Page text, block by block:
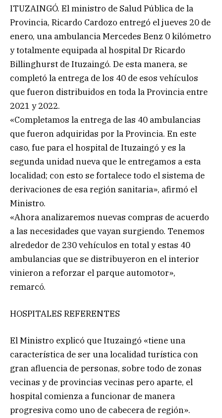
ITUZAINGÓ. El ministro de Salud Pública de la
Provincia, Ricardo Cardozo entregó el jueves 20 de
enero, una ambulancia Mercedes Benz 0 kilómetro
y totalmente equipada al hospital Dr Ricardo
Billinghurst de Ituzaingó. De esta manera, se
completó la entrega de los 40 de esos vehículos
que fueron distribuidos en toda la Provincia entre
2021 y 2022.
«Completamos la entrega de las 40 ambulancias
que fueron adquiridas por la Provincia. En este
caso, fue para el hospital de Ituzaingó y es la
segunda unidad nueva que le entregamos a esta
localidad; con esto se fortalece todo el sistema de
derivaciones de esa región sanitaria», afirmó el
Ministro.
«Ahora analizaremos nuevas compras de acuerdo
a las necesidades que vayan surgiendo. Tenemos
alrededor de 230 vehículos en total y estas 40
ambulancias que se distribuyeron en el interior
vinieron a reforzar el parque automotor»,
remarcó.
HOSPITALES REFERENTES
El Ministro explicó que Ituzaingó «tiene una
característica de ser una localidad turística con
gran afluencia de personas, sobre todo de zonas
vecinas y de provincias vecinas pero aparte, el
hospital comienza a funcionar de manera
progresiva como uno de cabecera de región».